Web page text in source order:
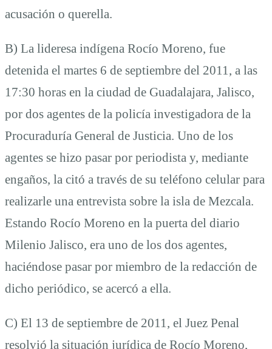
acusación o querella.
B) La lideresa indígena Rocío Moreno, fue
detenida el martes 6 de septiembre del 2011, a las
17:30 horas en la ciudad de Guadalajara, Jalisco,
por dos agentes de la policía investigadora de la
Procuraduría General de Justicia. Uno de los
agentes se hizo pasar por periodista y, mediante
engaños, la citó a través de su teléfono celular para
realizarle una entrevista sobre la isla de Mezcala.
Estando Rocío Moreno en la puerta del diario
Milenio Jalisco, era uno de los dos agentes,
haciéndose pasar por miembro de la redacción de
dicho periódico, se acercó a ella.
C) El 13 de septiembre de 2011, el Juez Penal
resolvió la situación jurídica de Rocío Moreno,